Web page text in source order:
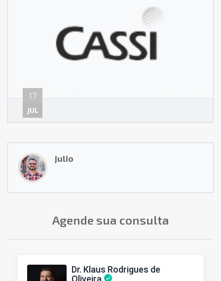
17
JUL
julio
Agende sua consulta